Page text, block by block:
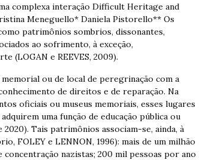
complexa interação Difficult Heritage and
Meneguello* Daniela Pistorello** Os
patrimônios sombrios, dissonantes,
ao sofrimento, à exceção,
(LOGAN e REEVES, 2009).
ou de local de peregrinação com a
de direitos e de reparação. Na
oficiais ou museus memoriais, esses lugares
uma função de educação pública ou
Tais patrimônios associam-se, ainda, à
FOLEY e LENNON, 1996): mais de um milhão
concentração nazistas; 200 mil pessoas por ano